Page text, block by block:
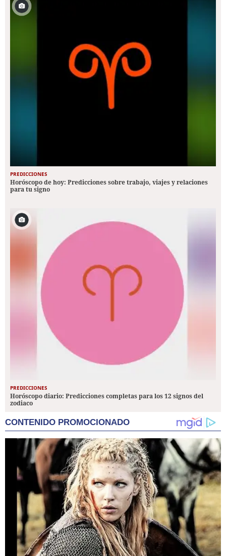
PREDICCIONES
Horóscopo de hoy: Predicciones sobre trabajo, viajes y relaciones
para tu signo
PREDICCIONES
Horóscopo diario: Predicciones completas para los 12 signos del
zodiaco
CONTENIDO PROMOCIONADO